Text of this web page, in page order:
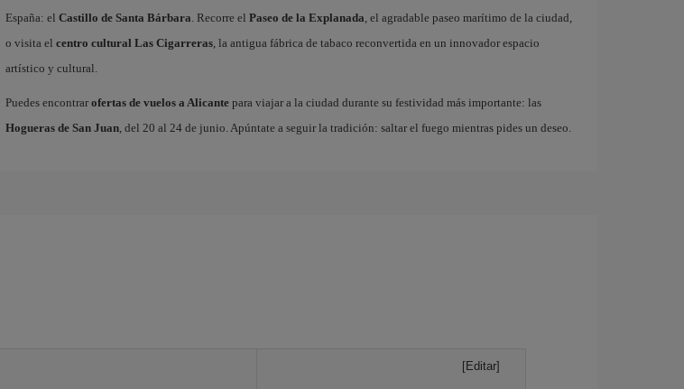
España: el Castillo de Santa Bárbara. Recorre el Paseo de la Explanada, el agradable paseo marítimo de la ciudad,
o visita el centro cultural Las Cigarreras, la antigua fábrica de tabaco reconvertida en un innovador espacio
artístico y cultural.
Puedes encontrar ofertas de vuelos a Alicantepara viajar a la ciudad durante su festividad más importante: las
Hogueras de San Juan, del 20 al 24 de junio. Apúntate a seguir la tradición: saltar el fuego mientras pides un deseo.
[Editar]